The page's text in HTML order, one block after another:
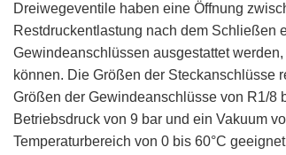
Dreiwegeventile haben eine Öffnung
Restdruckentlastung nach dem Schließen
Gewindeanschlüssen ausgestattet
können. Die Größen der Steckanschlüsse
Größen der Gewindeanschlüsse von R1/8
Betriebsdruck von 9 bar und ein Vakuum
Temperaturbereich von 0 bis 60°C